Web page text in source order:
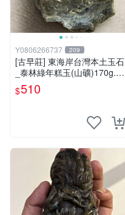
Y0806266737 209
[古早莊] 東海岸台灣本土玉石
_泰林綠年糕玉(山礦)170g..Q
Q.溫潤.雕刻上選好料_綠002
$510